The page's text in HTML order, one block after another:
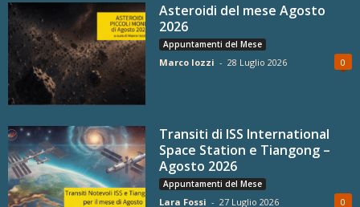
Asteroidi del mese Agosto
2026
Appuntamenti del Mese
Marco Iozzi - 28 Luglio 2026 0
Transiti di ISS International
Space Station e Tiangong –
Agosto 2026
Appuntamenti del Mese
Lara Fossi - 27 Luglio 2026 0